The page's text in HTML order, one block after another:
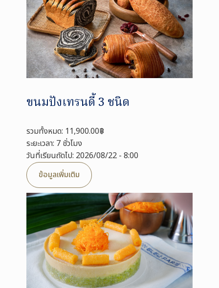
ขนมปังเทรนดี้ 3 ชนิด
รวมทั้งหมด: 11,900.00฿
ระยะเวลา: 7 ชั่วโมง
วันที่เรียนถัดไป: 2026/08/22 - 8:00
ข้อมูลเพิ่มเติม